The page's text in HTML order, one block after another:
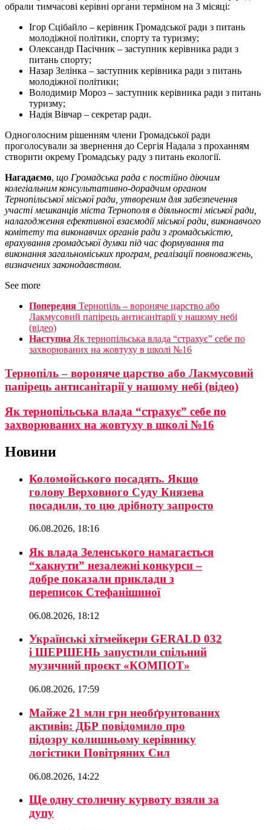
обрали тимчасові керівні органи терміном на 3 місяці:
Ігор Сцібайло – керівник Громадської ради з питань
молодіжної політики, спорту та туризму;
Олександр Пасічник – заступник керівника ради з
питань спорту;
Назар Зелінка – заступник керівника ради з питань
молодіжної політики;
Володимир Мороз – заступник керівника ради з питань
туризму;
Надія Вівчар – секретар ради.
Одноголосним рішенням члени Громадської ради
проголосували за звернення до Сергія Надала з проханням
створити окрему Громадську раду з питань екології.
Нагадаємо, що Громадська рада є постійно діючим
колегіальним консультативно-дорадчим органом
Тернопільської міської ради, утвореним для забезпечення
участі мешканців міста Тернополя в діяльності міської ради,
налагодження ефективної взаємодії міської ради, виконавчого
комітету та виконавчих органів ради з громадськістю,
врахування громадської думки під час формування та
виконання загальноміських програм, реалізації повноважень,
визначених законодавством.
See more
Попередня Тернопіль – вороняче царство або
Лакмусовий папірець антисанітарії у нашому небі
(відео)
Наступна Як тернопільська влада “страхує” себе по
захворюваних на жовтуху в школі №16
Тернопіль – вороняче царство або Лакмусовий
папірець антисанітарії у нашому небі (відео)
Як тернопільська влада “страхує” себе по
захворюваних на жовтуху в школі №16
Новини
Коломойського посадять. Якщо
голову Верховного Суду Князева
посадили, то цю дрібноту запросто
06.08.2026, 18:16
Як влада Зеленського намагається
“хакнути” незалежні конкурси –
добре показали приклади з
переписок Стефанішиної
06.08.2026, 18:12
Українські хітмейкери GERALD 032
і ШЕРШЕНЬ запустили спільний
музичний проєкт «КОМПОТ»
06.08.2026, 17:59
Майже 21 млн грн необґрунтованих
активів: ДБР повідомило про
підозру колишньому керівнику
логістики Повітряних Сил
06.08.2026, 14:22
Ще одну столичну курвоту взяли за
дупу